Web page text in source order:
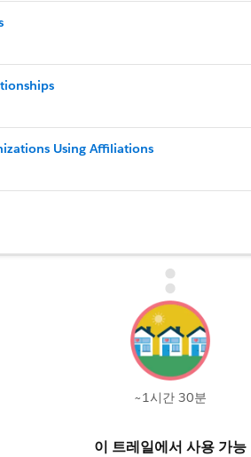
Using Affiliations
~1시간 30분
이 트레일에서 사용 가능